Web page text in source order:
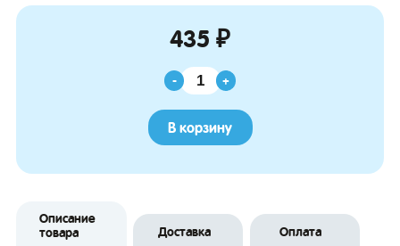
435 ₽
- +
В корзину
Описание
товара
Доставка Оплата